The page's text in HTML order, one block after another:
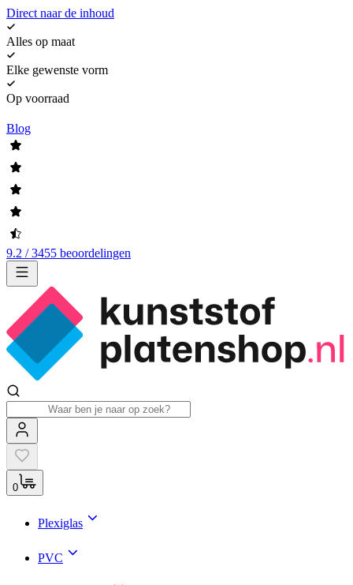
Direct naar de inhoud
Alles op maat
Elke gewenste vorm
Op voorraad
Blog
9.2 / 3455 beoordelingen
0
Plexiglas
PVC